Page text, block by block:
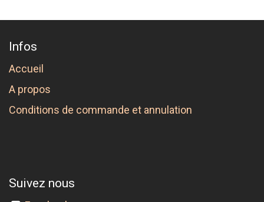
Infos
Accueil
A propos
Conditions de commande et annulation
Suivez nous